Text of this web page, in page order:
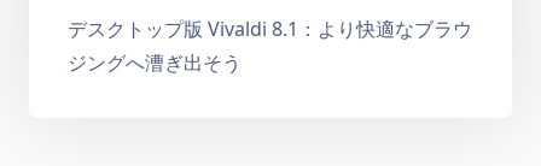
デスクトップ版 Vivaldi 8.1：より快適なブラウ
ジングへ漕ぎ出そう